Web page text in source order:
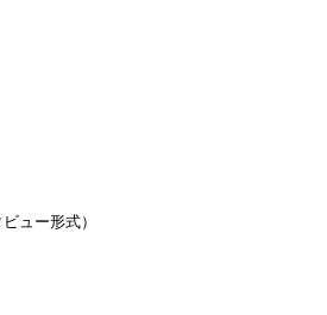
ュー形式）